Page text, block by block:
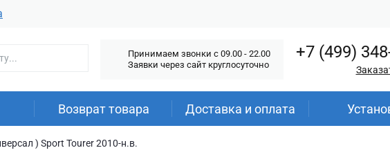
Принимаем звонки c 09.00 - 22.00
Заявки через сайт круглосуточно
+7 (499)
Возврат товара Доставка и оплата
) Sport Tourer 2010-н.в.